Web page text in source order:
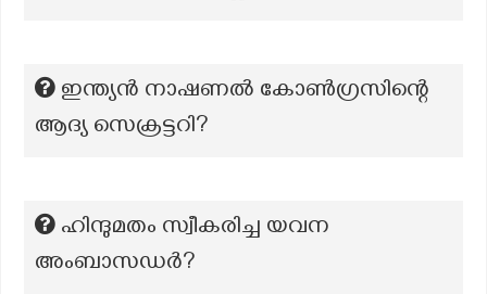
ഇന്ത്യൻ നാഷണൽ കോൺഗ്രസിന്റെ
ആദ്യ സെക്രട്ടറി?
ഹിന്ദുമതം സ്വീകരിച്ച യവന
അംബാസഡർ?